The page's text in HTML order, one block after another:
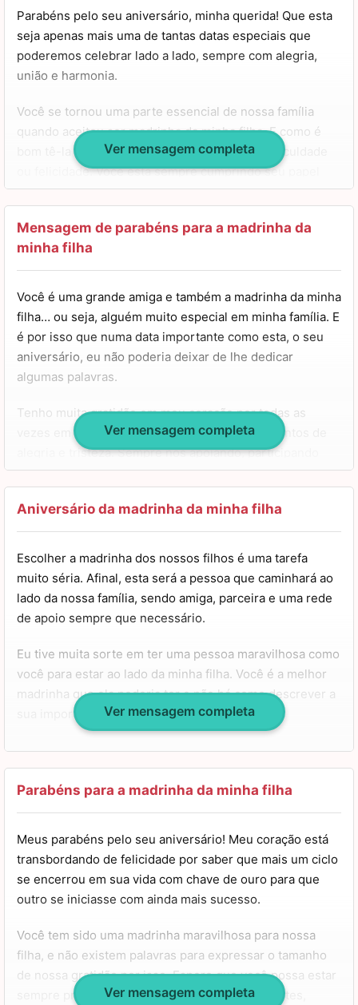
Parabéns pelo seu aniversário, minha querida! Que esta
seja apenas mais uma de tantas datas especiais que
poderemos celebrar lado a lado, sempre com alegria,
união e harmonia.
Você se tornou uma parte essencial de nossa família
quando aceitou ser madrinha da minha filha. E como é
bom tê-la por perto, seja nos momentos de dificuldade
ou felicidade. Você está sempre cumprindo seu papel
com maestria.
Só posso agradecer por tudo isso e desejar coisas
maravilhosas para a sua vida. Que seus dias sejam
repletos de amor e realizações, você merece ser muito
aniversário!
Ver mensagem completa
Mensagem de parabéns para a madrinha da
minha filha
Você é uma grande amiga e também a madrinha da minha
filha… ou seja, alguém muito especial em minha família. E
é por isso que numa data importante como esta, o seu
aniversário, eu não poderia deixar de lhe dedicar
algumas palavras.
Tenho muita gratidão em meu coração por todas as
vezes em que você esteve presente nos momentos de
alegria e tristeza. Sempre nos apoiando, participando
ativamente da vida dela e sendo tudo o que uma
madrinha poderia ser.
Quero desejar uma chuva de coisas boas sobre a sua
alguém essencial para nós e sua companhia é
indispensável. Que possamos celebrar esta data muitas
vezes no futuro. Parabéns!
Ver mensagem completa
Aniversário da madrinha da minha filha
Escolher a madrinha dos nossos filhos é uma tarefa
muito séria. Afinal, esta será a pessoa que caminhará ao
lado da nossa família, sendo amiga, parceira e uma rede
de apoio sempre que necessário.
Eu tive muita sorte em ter uma pessoa maravilhosa como
você para estar ao lado da minha filha. Você é a melhor
madrinha que ela poderia ter e não há como descrever a
sua importância na vida da minha pequena.
É por isso que hoje, no seu aniversário, quero lhe
desejar diversas coisas boas. Que você aproveite muito
o seu dia e receba esta nova idade de braços abertos,
sei que ela trará muitas conquistas e momentos de
Ver mensagem completa
Parabéns para a madrinha da minha filha
Meus parabéns pelo seu aniversário! Meu coração está
transbordando de felicidade por saber que mais um ciclo
se encerrou em sua vida com chave de ouro para que
outro se iniciasse com ainda mais sucesso.
Você tem sido uma madrinha maravilhosa para nossa
filha, e não existem palavras para expressar o tamanho
de nossa gratidão por isso. Espero que você possa estar
sempre presente nos momentos mais importantes,
Ver mensagem completa